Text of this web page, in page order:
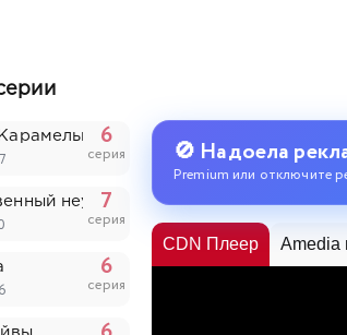
🚫 Надоела
Premium или отключите
CDN Плеер Amedia
6
серия
неудачник: Дневник
7
серия
6
серия